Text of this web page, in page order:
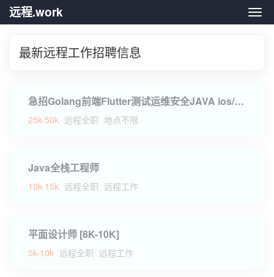
远
远程.work
最新远程工作招聘信息
急招Golang前端Flutter测试运维安全JAVA ios/Anroid产品QA质量网关开发
25k-50k 远程全职 地点不限
Java全栈工程师
10k-15k 远程全职 远程工作
平面设计师 [8K-10K]
5k-10k 远程全职 远程工作